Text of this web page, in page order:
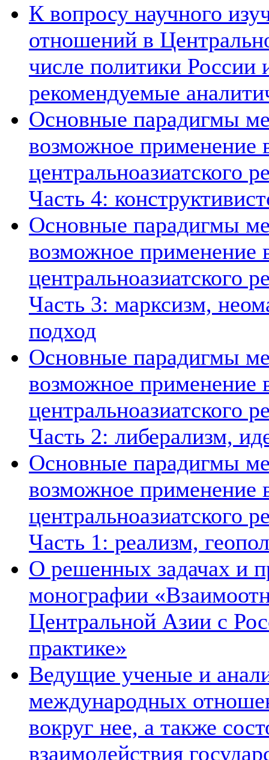
К вопросу научного
отношений в
числе политики России
рекомендуемые
Основные парадигмы
возможное применение
центральноазиатского
Часть 4:
Основные парадигмы
возможное применение
центральноазиатского
Часть 3: марксизм,
подход
Основные парадигмы
возможное применение
центральноазиатского
Часть 2: либерализм,
Основные парадигмы
возможное применение
центральноазиатского
Часть 1: реализм,
О решенных задачах и
монографии
Центральной Азии с
практике»
Ведущие ученые и
международных
вокруг нее, а также
взаимодействия